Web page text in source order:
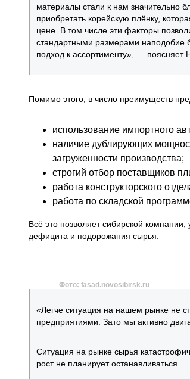
материалы стали к нам значительно
приобретать корейскую плёнку,
цене. В том числе эти факторы
стандартными размерами наподобие
подход к ассортименту», —
Помимо этого, в число преимуществ
использование импортного
наличие дублирующих
загруженности производства;
строгий отбор поставщиков
работа конструкторского
работа по складской
Всё это позволяет сибирской
дефицита и подорожания сырья.
Фото: fasad.novosibirsk.ru
«Легче ситуация на нашем рынке не
предприятиями. Зато мы активно
Ситуация на рынке сырья
рост не планирует останавливаться.